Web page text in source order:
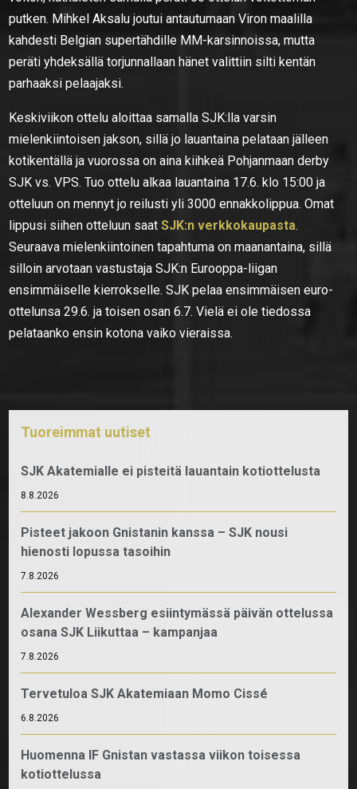
putken. Mihkel Aksalu joutui antautumaan Viron maalilla
kahdesti Belgian supertähdille MM-karsinnoissa, mutta
peräti yhdeksällä torjunnallaan hänet valittiin silti kentän
parhaaksi pelaajaksi.
Keskiviikon ottelu aloittaa samalla SJK:lla varsin
mielenkiintoisen jakson, sillä jo lauantaina pelataan jälleen
kotikentällä ja vuorossa on aina kiihkeä Pohjanmaan derby
SJK vs. VPS. Tuo ottelu alkaa lauantaina 17.6. klo 15:00 ja
otteluun on mennyt jo reilusti yli 3000 ennakkolippua. Omat
lippusi siihen otteluun saatSJK:n verkkokaupasta.
Seuraava mielenkiintoinen tapahtuma on maanantaina, sillä
silloin arvotaan vastustaja SJK:n Eurooppa-liigan
ensimmäiselle kierrokselle. SJK pelaa ensimmäisen euro-
ottelunsa 29.6. ja toisen osan 6.7. Vielä ei ole tiedossa
pelataanko ensin kotona vaiko vieraissa.
Tuoreimmat uutiset
SJK Akatemialle ei pisteitä lauantain kotiottelusta
8.8.2026
Pisteet jakoon Gnistanin kanssa – SJK nousi
hienosti lopussa tasoihin
7.8.2026
Alexander Wessberg esiintymässä päivän ottelussa
osana SJK Liikuttaa – kampanjaa
7.8.2026
Tervetuloa SJK Akatemiaan Momo Cissé
6.8.2026
Huomenna IF Gnistan vastassa viikon toisessa
kotiottelussa